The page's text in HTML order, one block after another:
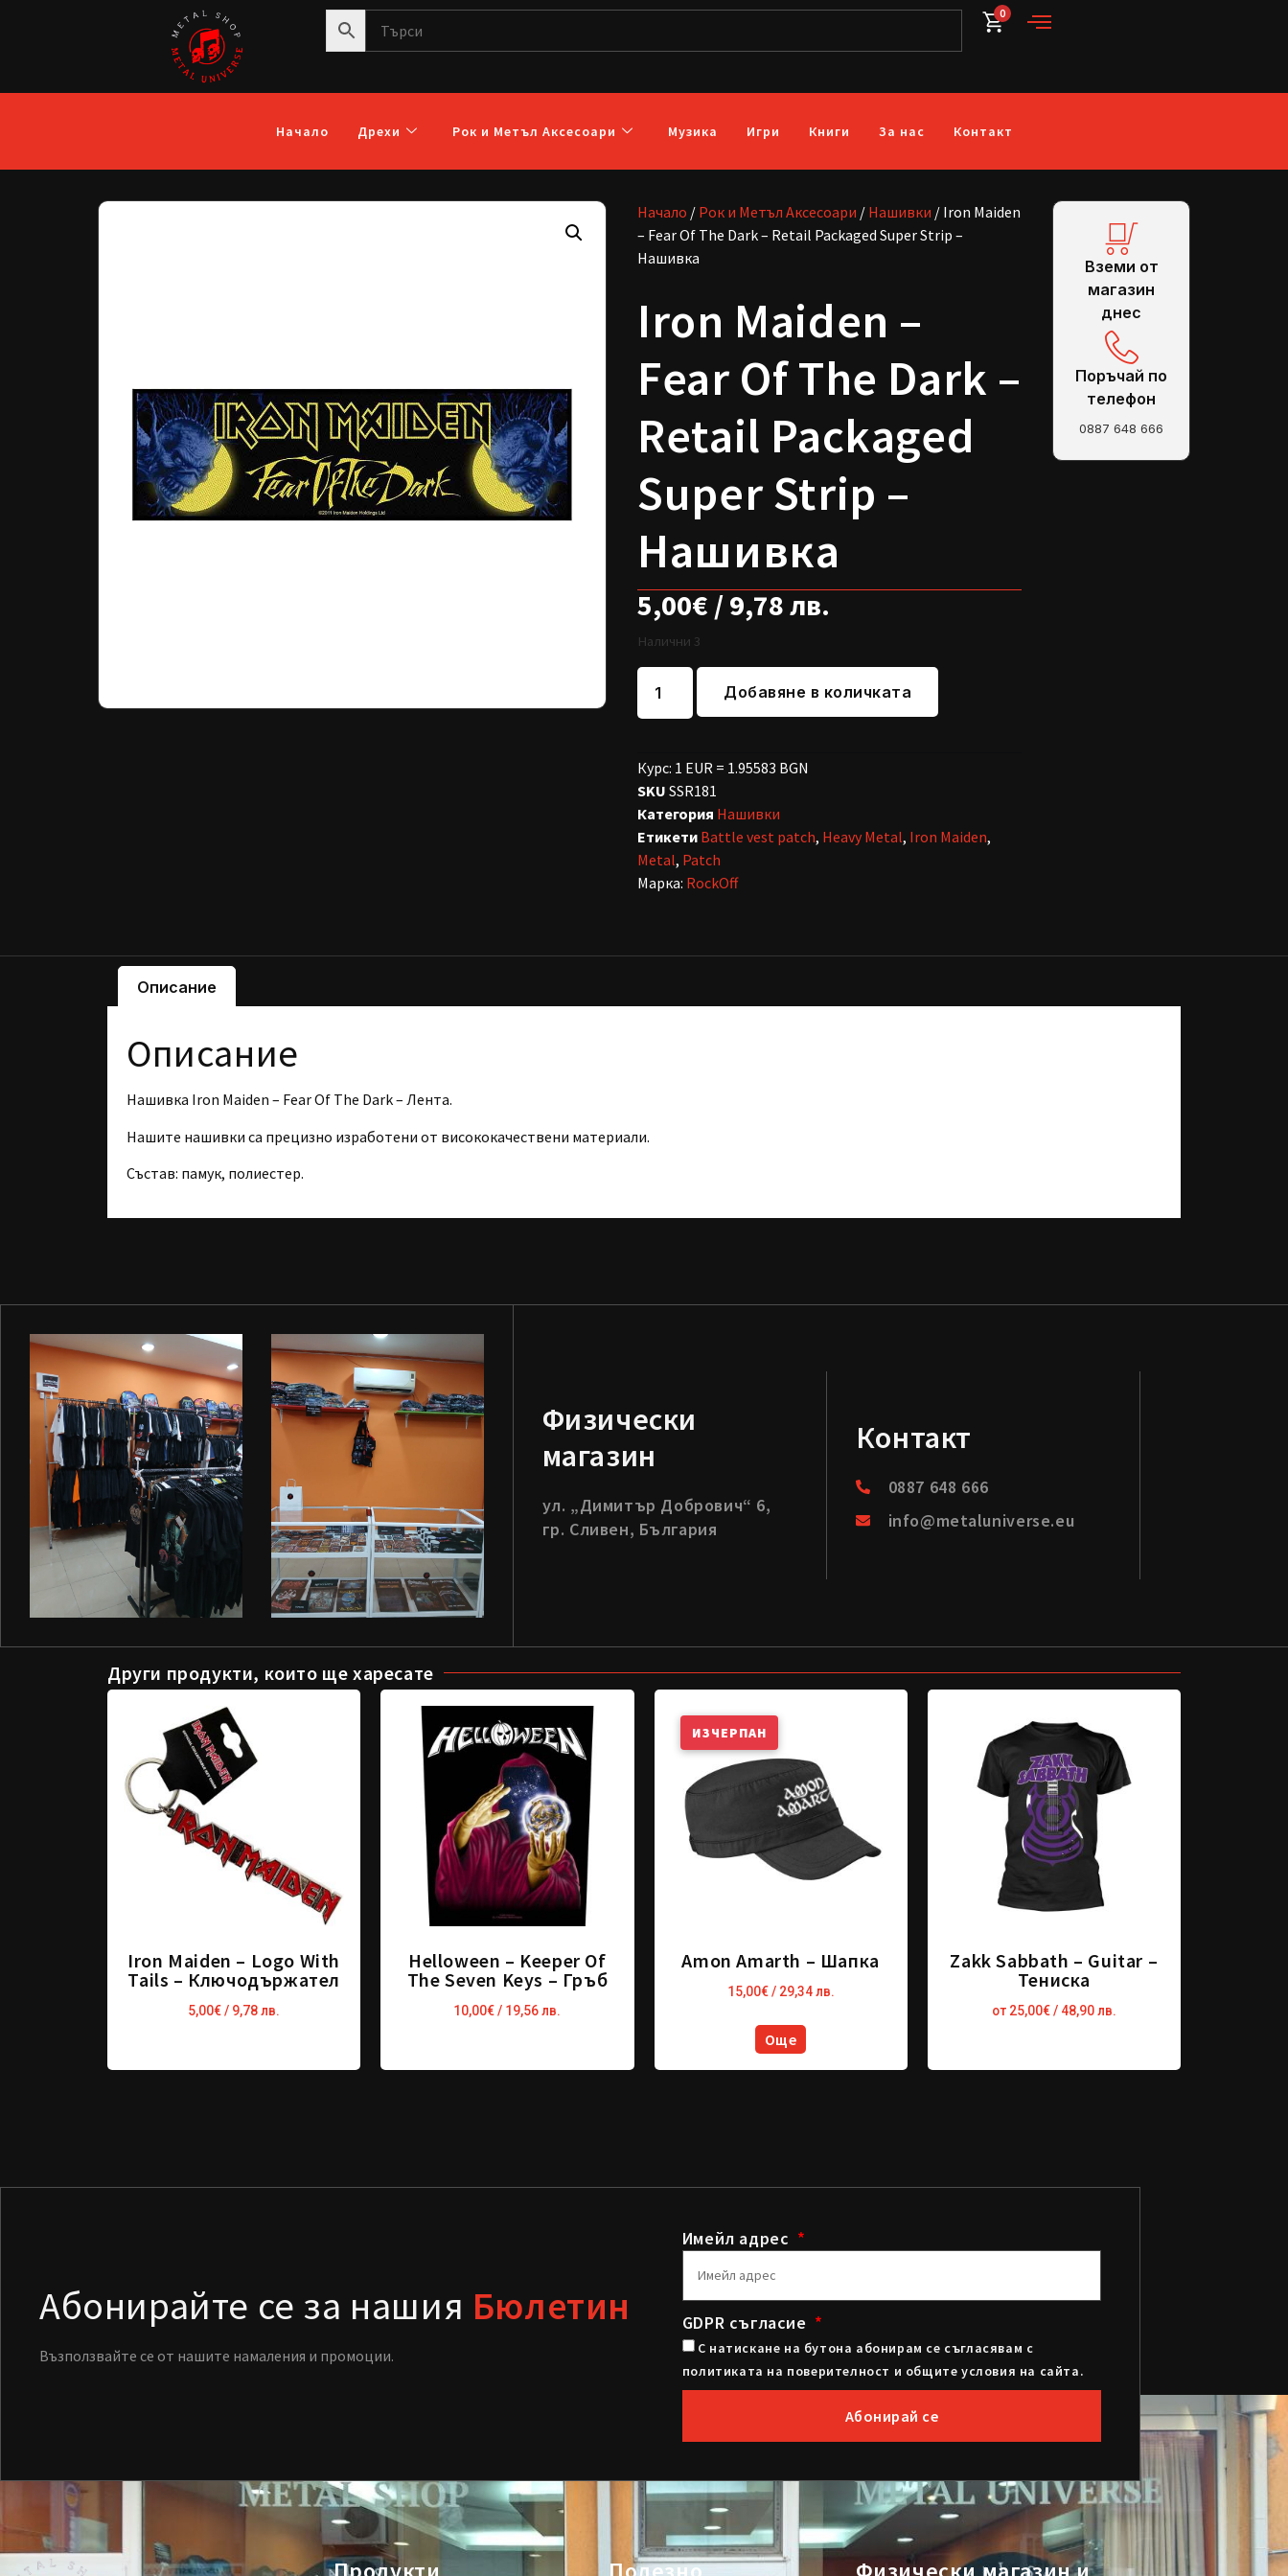
0
Начало Дрехи Рок и Метъл Аксесоари Музика Игри Книги За нас Контакт
Начало / Рок и Метъл Аксесоари / Нашивки / Iron Maiden
– Fear Of The Dark – Retail Packaged Super Strip –
Нашивка
Iron Maiden –
Fear Of The Dark –
Retail Packaged
Super Strip –
Нашивка
5,00€ / 9,78 лв.
Налични 3
Добавяне в количката
Курс: 1 EUR = 1.95583 BGN
SKUSSR181
Категория Нашивки
Етикети Battle vest patch, Heavy Metal, Iron Maiden,
Metal, Patch
Марка: RockOff
Вземи от
магазин
днес
Поръчай по
телефон
0887 648 666
Описание
Описание
Нашивка Iron Maiden – Fear Of The Dark – Лента.
Нашите нашивки са прецизно изработени от висококачествени материали.
Състав: памук, полиестер.
Физически
магазин
ул. „Димитър Добрович“ 6,
гр. Сливен, България
Контакт
0887 648 666
info@metaluniverse.eu
Други продукти, които ще харесате
Iron Maiden – Logo With
Tails – Ключодържател
5,00€/ 9,78 лв.
Helloween – Keeper Of
The Seven Keys – Гръб
10,00€/ 19,56 лв.
ИЗЧЕРПАН
Amon Amarth – Шапка
15,00€/ 29,34 лв.
Още
Zakk Sabbath – Guitar –
Тениска
от 25,00€/ 48,90 лв.
Абонирайте се за нашия Бюлетин
Възползвайте се от нашите намаления и промоции.
Имейл адрес
GDPR съгласие
С натискане на бутона абонирам се съгласявам с
политиката на поверителност и общите условия на сайта.
Абонирай се